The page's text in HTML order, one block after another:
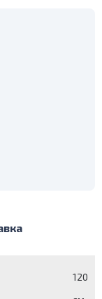
120